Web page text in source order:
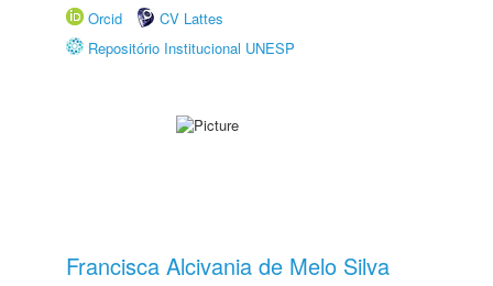
Orcid
CV Lattes
Repositório Institucional UNESP
Francisca Alcivania de Melo Silva